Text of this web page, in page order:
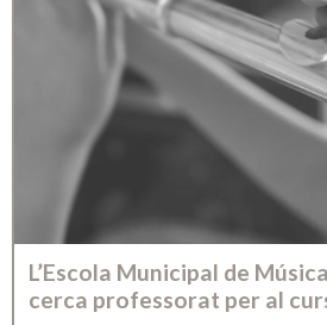
L’Escola Municipal de
cerca professorat per al